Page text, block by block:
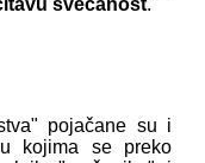
svečanost."
pojačane su i
kojima se preko